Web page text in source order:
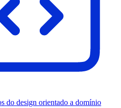
do design orientado a domínio